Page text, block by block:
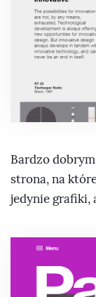
Bardzo
strona, na
jedynie grafiki,